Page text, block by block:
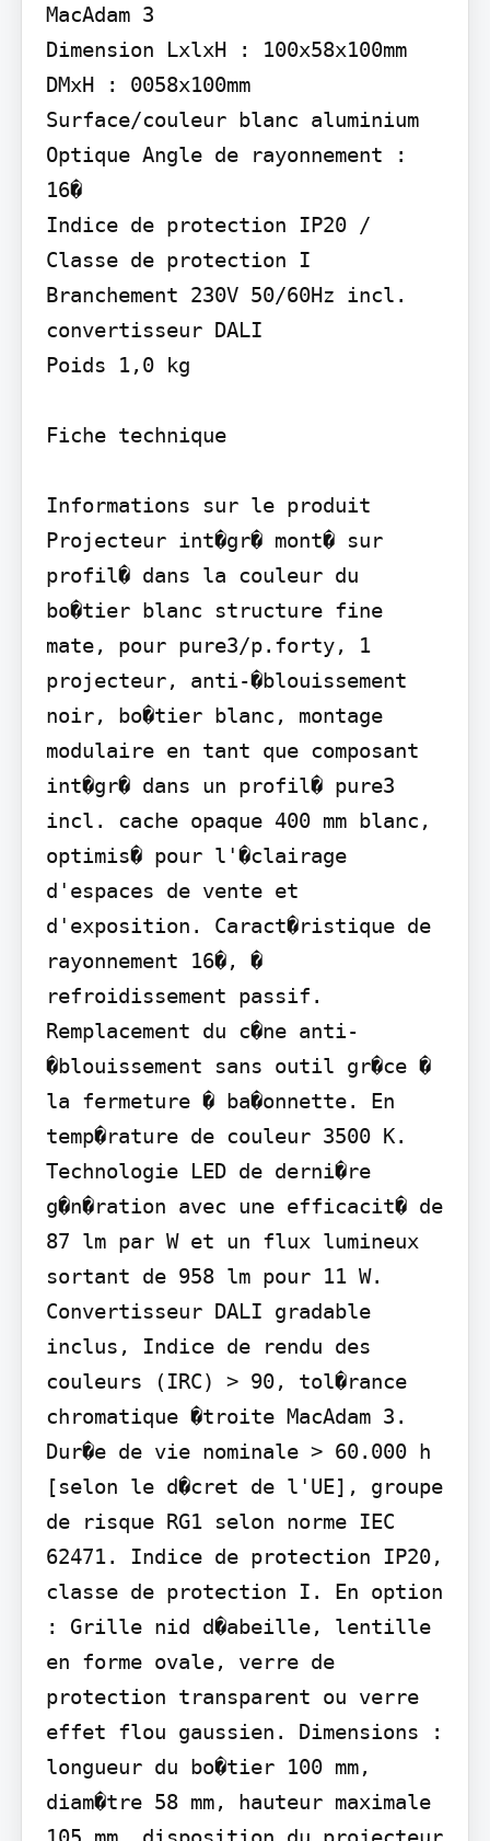
MacAdam 3
Dimension LxlxH : 100x58x100mm
DMxH : 0058x100mm
Surface/couleur blanc aluminium
Optique Angle de rayonnement :
16�
Indice de protection IP20 /
Classe de protection I
Branchement 230V 50/60Hz incl.
convertisseur DALI
Poids 1,0 kg
Fiche technique
Informations sur le produit
Projecteur int�gr� mont� sur
profil� dans la couleur du
bo�tier blanc structure fine
mate, pour pure3/p.forty, 1
projecteur, anti-�blouissement
noir, bo�tier blanc, montage
modulaire en tant que composant
int�gr� dans un profil� pure3
incl. cache opaque 400 mm blanc,
optimis� pour l'�clairage
d'espaces de vente et
d'exposition. Caract�ristique de
rayonnement 16�, �
refroidissement passif.
Remplacement du c�ne anti-
�blouissement sans outil gr�ce �
la fermeture � ba�onnette. En
temp�rature de couleur 3500 K.
Technologie LED de derni�re
g�n�ration avec une efficacit� de
87 lm par W et un flux lumineux
sortant de 958 lm pour 11 W.
Convertisseur DALI gradable
inclus, Indice de rendu des
couleurs (IRC) > 90, tol�rance
chromatique �troite MacAdam 3.
Dur�e de vie nominale > 60.000 h
[selon le d�cret de l'UE], groupe
de risque RG1 selon norme IEC
62471. Indice de protection IP20,
classe de protection I. En option
: Grille nid d�abeille, lentille
en forme ovale, verre de
protection transparent ou verre
effet flou gaussien. Dimensions :
longueur du bo�tier 100 mm,
diam�tre 58 mm, hauteur maximale
105 mm, disposition du projecteur